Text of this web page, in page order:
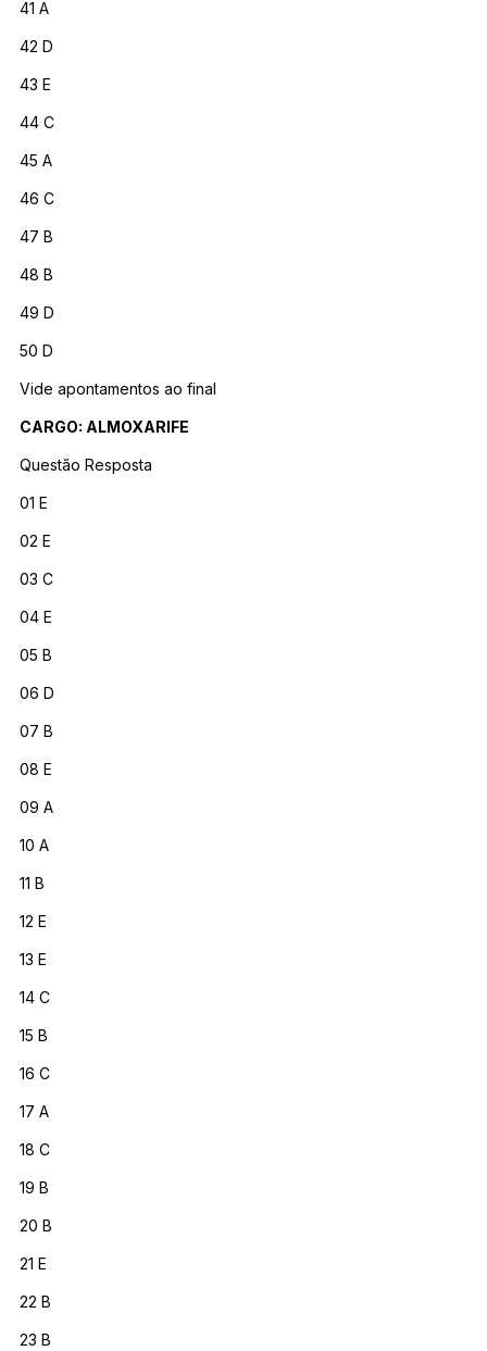
41 A
42 D
43 E
44 C
45 A
46 C
47 B
48 B
49 D
50 D
Vide apontamentos ao final
CARGO: ALMOXARIFE
Questão Resposta
01 E
02 E
03 C
04 E
05 B
06 D
07 B
08 E
09 A
10 A
11 B
12 E
13 E
14 C
15 B
16 C
17 A
18 C
19 B
20 B
21 E
22 B
23 B